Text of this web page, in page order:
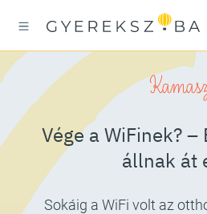
Vége a WiFinek? –
állnak át
Sokáig a WiFi volt az